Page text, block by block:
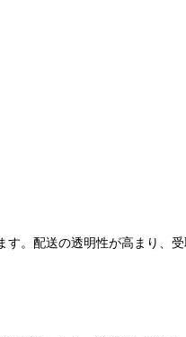
。配送の透明性が高まり、受